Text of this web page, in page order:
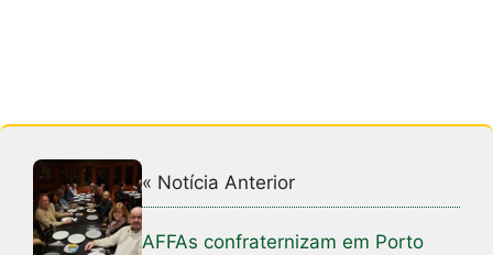
« Notícia Anterior
AFFAs confraternizam em Porto